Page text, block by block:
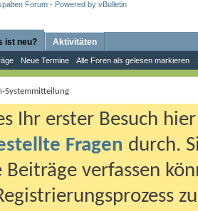
ist neu?
Neue Termine Alle Foren als gelesen markieren
Aktivitäten
Systemmitteilung
Ihr erster Besuch
Fragen durch.
Beiträge verfassen